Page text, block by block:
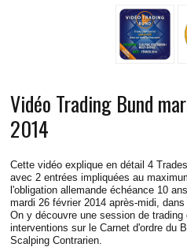
Vidéo Trading Bund
2014
Cette vidéo explique en détail 4
avec 2 entrées impliquées au
l'obligation allemande échéance 10
mardi 26 février 2014 après-midi,
On y découvre une session de
interventions sur le Carnet d'ordre du
Scalping Contrarien.